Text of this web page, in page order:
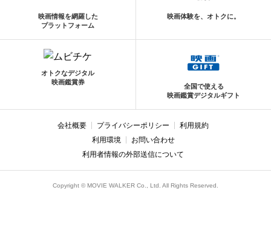
映画情報を網羅した
プラットフォーム
映画体験を、オトクに。
オトクなデジタル
映画鑑賞券
全国で使える
映画鑑賞デジタルギフト
会社概要 プライバシーポリシー
利用規約
利用環境
お問い合わせ
利用者情報の外部送信について
Copyright © MOVIE WALKER Co., Ltd. All Rights Reserved.